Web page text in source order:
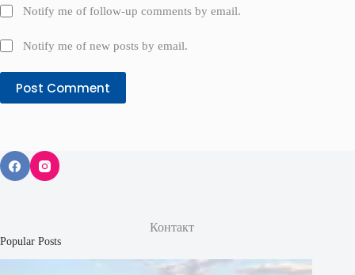
Notify me of follow-up comments by email.
Notify me of new posts by email.
Post Comment
Контакт
Popular Posts